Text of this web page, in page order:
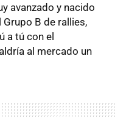
avanzado y nacido
B de rallies,
a tú con el
al mercado un